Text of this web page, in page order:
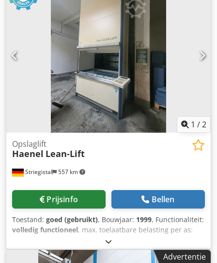
container: Hoogte: 55 mm Breedte: 2450 mm Diepte: 610
mm Vakbelasting: 270 kg per legbord Aantal legborden:
Aantal legborden op verzoek van de klant. Totale nuttige
last: 2 x 33.150 kg Aantal uitnamepunten: 1 Codpouriwgjfx
Ah Ejha Kleur: blauw Opmerkingen: De hoogte van de
machine kan op verzoek van de klant worden aangepast.
-1,5 m, -2,0 m. Verkoop uitsluitend in de D-A-CH-landen
(Duitsland, Oostenrijk, Zwitserland) en de Benelux-landen
(Nederland, België, Luxemburg). Wij informeren u dat wij
momenteel alleen verkopen aan of leveren in de D-A-CH-
en Benelux-landen. Wij vragen om uw begrip.
1 /2
Striegistal 557 km
Opslaglift
Haenel Lean-Lift
Prijsinfo Bellen
Toestand: goed (gebruikt), Bouwjaar: 1999, Functionaliteit:
volledig functioneel, max. toelaatbare belasting per as:
250 kg max. totale belasting: 20.000 (2 x 10.000) kg Aantal
zitplaatsen: 45 Cedpjzl Tn Aefx Ah Ejha
Advertentie